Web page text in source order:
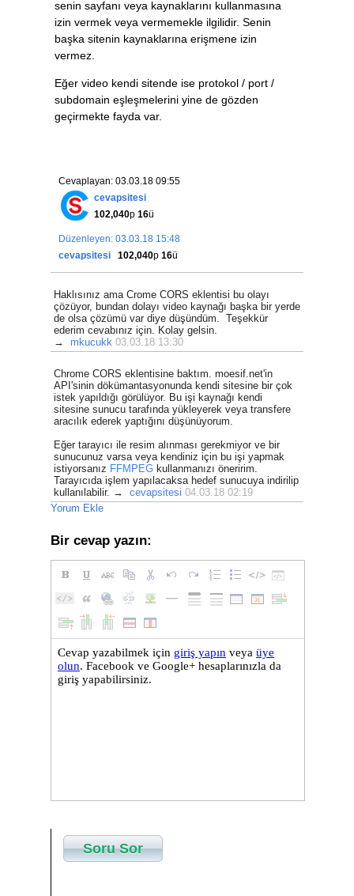
senin sayfanı veya kaynaklarını kullanmasına
izin vermek veya vermemekle ilgilidir. Senin
başka sitenin kaynaklarına erişmene izin
vermez.
Eğer video kendi sitende ise protokol / port /
subdomain eşleşmelerini yine de gözden
geçirmekte fayda var.
Cevaplayan: 03.03.18 09:55
cevapsitesi
102,040p 16ü
Düzenleyen: 03.03.18 15:48
cevapsitesi
102,040p 16ü
Haklısınız ama Crome CORS eklentisi bu olayı
çözüyor, bundan dolayı video kaynağı başka bir yerde
de olsa çözümü var diye düşündüm. Teşekkür
ederim cevabınız için. Kolay gelsin.
→ mkucukk 03.03.18 13:30
Chrome CORS eklentisine baktım. moesif.net'in
API'sinin dökümantasyonunda kendi sitesine bir çok
istek yapıldığı görülüyor. Bu işi kaynağı kendi
sitesine sunucu tarafında yükleyerek veya transfere
aracılık ederek yaptığını düşünüyorum.
Eğer tarayıcı ile resim alınması gerekmiyor ve bir
sunucunuz varsa veya kendiniz için bu işi yapmak
istiyorsanız FFMPEG kullanmanızı öneririm.
Tarayıcıda işlem yapılacaksa hedef sunucuya indirilip
kullanılabilir. → cevapsitesi 04.03.18 02:19
Yorum Ekle
Bir cevap yazın:
Soru Sor